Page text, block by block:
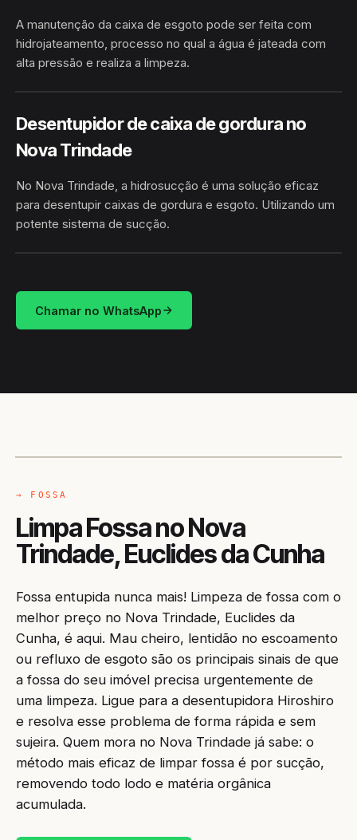
A manutenção da caixa de esgoto pode ser feita com
hidrojateamento, processo no qual a água é jateada com
alta pressão e realiza a limpeza.
HIDROJATEAMENTO
NOVA TRINDADE · EUCLIDES DA
Desentupidor de caixa de gordura no
Nova Trindade
No Nova Trindade, a hidrosucção é uma solução eficaz
para desentupir caixas de gordura e esgoto. Utilizando um
potente sistema de sucção.
HIDROSUCÇÃO
NOVA TRINDADE · EUCLIDES DA
Chamar no WhatsApp
→ FOSSA
Limpa Fossa no Nova
Trindade, Euclides da Cunha
Fossa entupida nunca mais! Limpeza de fossa com o
melhor preço no Nova Trindade, Euclides da
Cunha, é aqui. Mau cheiro, lentidão no escoamento
ou refluxo de esgoto são os principais sinais de que
a fossa do seu imóvel precisa urgentemente de
uma limpeza. Ligue para a desentupidora Hiroshiro
e resolva esse problema de forma rápida e sem
sujeira. Quem mora no Nova Trindade já sabe: o
método mais eficaz de limpar fossa é por sucção,
removendo todo lodo e matéria orgânica
acumulada.